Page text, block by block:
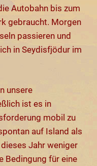
Autobahn bis zum
gebraucht. Morgen
passieren und
in Seydisfjödur im
unsere
ist es in
mobil zu
auf Island als
Jahr weniger
Bedingung für eine